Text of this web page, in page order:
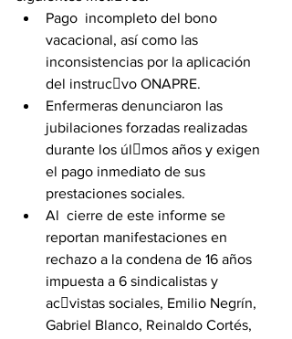
Pago  incompleto del bono
vacacional, así como las
inconsistencias por la aplicación
del instrucvo ONAPRE.
Enfermeras denunciaron las
jubilaciones forzadas realizadas
durante los úlmos años y exigen
el pago inmediato de sus
prestaciones sociales.
Al  cierre de este informe se
reportan manifestaciones en
rechazo a la condena de 16 años
impuesta a 6 sindicalistas y
acvistas sociales, Emilio Negrín,
Gabriel Blanco, Reinaldo Cortés,